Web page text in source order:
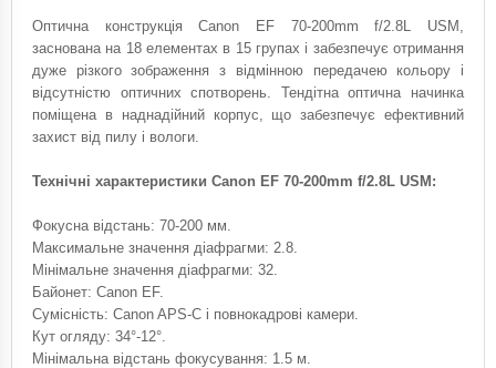
Оптична конструкція Canon EF 70-200mm f/2.8L USM,
заснована на 18 елементах в 15 групах і забезпечує отримання
дуже різкого зображення з відмінною передачею кольору і
відсутністю оптичних спотворень. Тендітна оптична начинка
поміщена в наднадійний корпус, що забезпечує ефективний
захист від пилу і вологи.
Технічні характеристики Canon EF 70-200mm f/2.8L USM:
Фокусна відстань: 70-200 мм.
Максимальне значення діафрагми: 2.8.
Мінімальне значення діафрагми: 32.
Байонет: Canon EF.
Сумісність: Canon APS-C і повнокадрові камери.
Кут огляду: 34°-12°.
Мінімальна відстань фокусування: 1.5 м.